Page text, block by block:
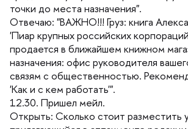
точки до места назначения".
Отвечаю: "ВАЖНО!!! Груз: книга
'Пиар крупных российских
продается в ближайшем книжном
назначения: офис руководителя
связям с общественностью.
'Как и с кем работать'".
12.30. Пришел мейл.
Открыть: Сколько стоит разместить